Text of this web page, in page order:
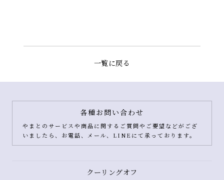
一覧に戻る
各種お問い合わせ
やまとのサービスや商品に関するご質問やご要望などがござ
いましたら、お電話、メール、LINEにて承っております。
クーリングオフ